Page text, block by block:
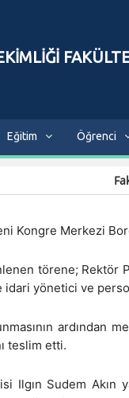
Eğitim Öğrenci
Kongre Merkezi
törene; Rektör
idari yönetici ve
ardından
teslim etti.
Sudem Akın